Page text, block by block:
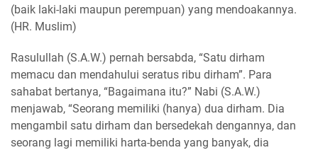
(baik laki-laki maupun perempuan) yang mendoakannya.
(HR. Muslim)
Rasulullah (S.A.W.) pernah bersabda, “Satu dirham
memacu dan mendahului seratus ribu dirham”. Para
sahabat bertanya, “Bagaimana itu?” Nabi (S.A.W.)
menjawab, “Seorang memiliki (hanya) dua dirham. Dia
mengambil satu dirham dan bersedekah dengannya, dan
seorang lagi memiliki harta-benda yang banyak, dia